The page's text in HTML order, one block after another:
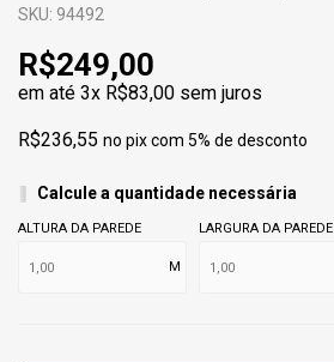
SKU: 94492
R$249,00
em até 3x R$83,00 sem juros
R$236,55 no pix com 5% de desconto
Calcule a quantidade necessária
ALTURA DA PAREDE
M
LARGURA DA PAREDE